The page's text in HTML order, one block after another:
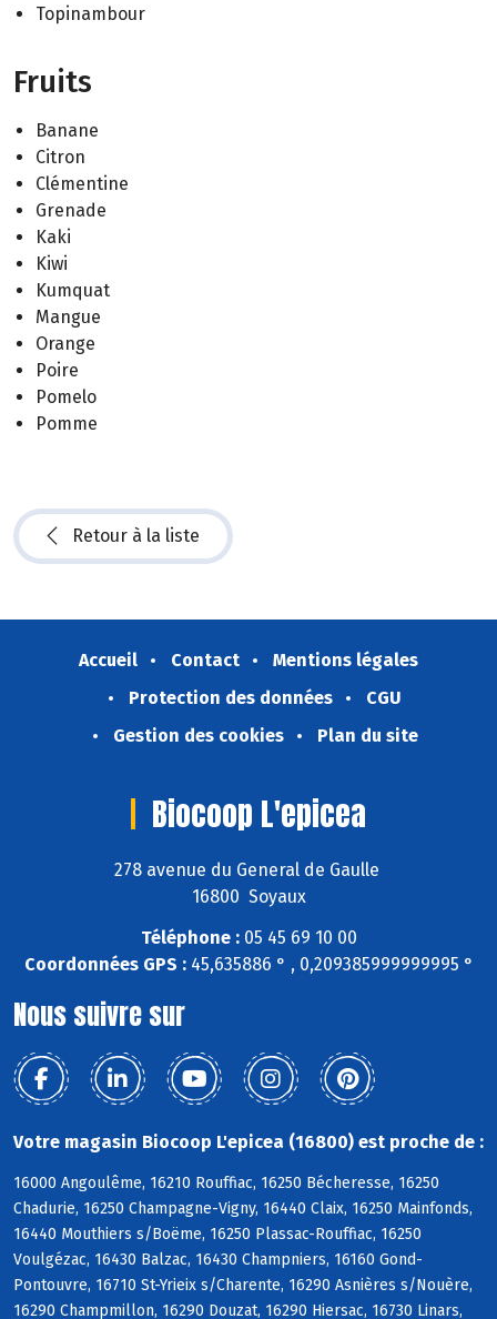
Topinambour
Fruits
Banane
Citron
Clémentine
Grenade
Kaki
Kiwi
Kumquat
Mangue
Orange
Poire
Pomelo
Pomme
Retour à la liste
Accueil Contact
Mentions légales
Protection des données
CGU
Gestion des cookies
Plan du site
Biocoop L'epicea
278 avenue du General de Gaulle
16800 Soyaux
Téléphone :05 45 69 10 00
Coordonnées GPS :45,635886 ° , 0,209385999999995 °
Nous suivre sur
Votre magasin Biocoop L'epicea (16800) est proche de :
16000 Angoulême, 16210 Rouffiac, 16250 Bécheresse, 16250
Chadurie, 16250 Champagne-Vigny, 16440 Claix, 16250 Mainfonds,
16440 Mouthiers s/Boëme, 16250 Plassac-Rouffiac, 16250
Voulgézac, 16430 Balzac, 16430 Champniers, 16160 Gond-
Pontouvre, 16710 St-Yrieix s/Charente, 16290 Asnières s/Nouère,
16290 Champmillon, 16290 Douzat, 16290 Hiersac, 16730 Linars,